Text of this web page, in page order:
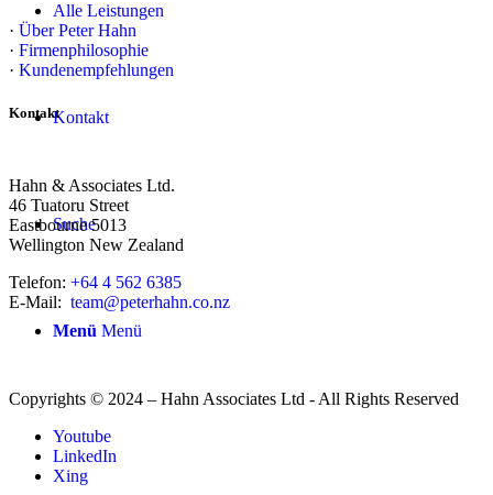
Alle Leistungen
Kontakt
Suche
Menü Menü
· Über Peter Hahn
· Firmenphilosophie
· Kundenempfehlungen
Kontakt
Hahn & Associates Ltd.
46 Tuatoru Street
Eastbourne 5013
Wellington New Zealand
Telefon: +64 4 562 6385
E-Mail: team@peterhahn.co.nz
Copyrights © 2024 – Hahn Associates Ltd - All Rights Reserved
Youtube
LinkedIn
Xing